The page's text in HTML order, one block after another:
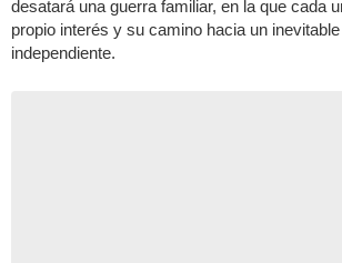
desatará una guerra familiar, en la que cada
propio interés y su camino hacia un
independiente.